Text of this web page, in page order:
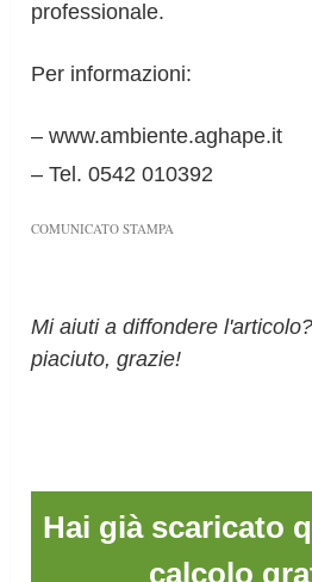
professionale.
Per informazioni:
– www.ambiente.aghape.it
– Tel. 0542 010392
COMUNICATO STAMPA
Mi aiuti a diffondere
piaciuto, grazie!
Hai già scaricato
calcolo